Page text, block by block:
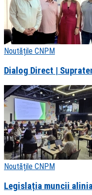
Noutățile CNPM
Dialog Direct |
Noutățile CNPM
Legislația muncii